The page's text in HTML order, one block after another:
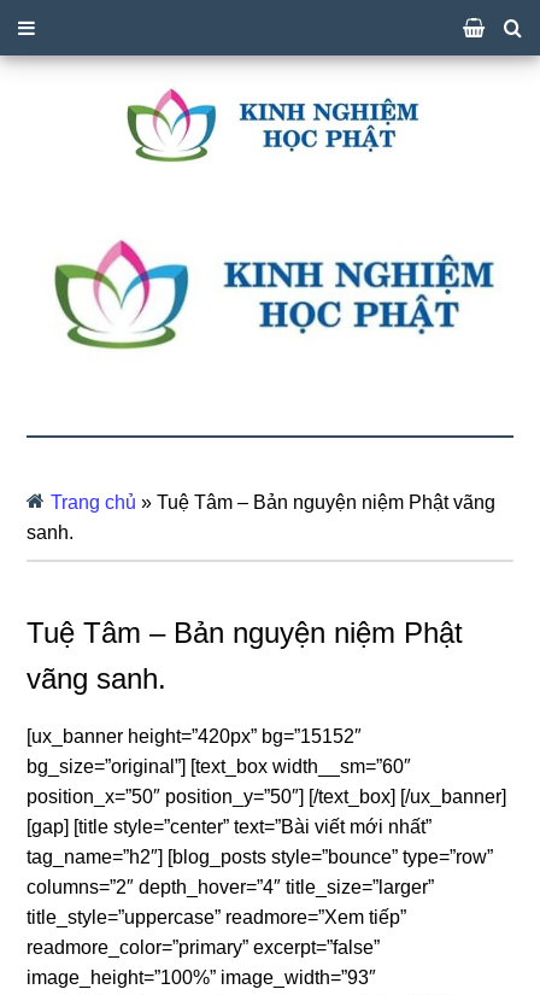
Trang chủ »Tuệ Tâm – Bản nguyện niệm Phật vãng
sanh.
Tuệ Tâm – Bản nguyện niệm Phật
vãng sanh.
[ux_banner height=”420px” bg=”15152″
bg_size=”original”] [text_box width__sm=”60″
position_x=”50″ position_y=”50″] [/text_box] [/ux_banner]
[gap] [title style=”center” text=”Bài viết mới nhất”
tag_name=”h2″] [blog_posts style=”bounce” type=”row”
columns=”2″ depth_hover=”4″ title_size=”larger”
title_style=”uppercase” readmore=”Xem tiếp”
readmore_color=”primary” excerpt=”false”
image_height=”100%” image_width=”93″